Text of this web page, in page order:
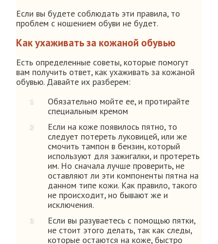
Если вы будете соблюдать эти правила, то
проблем с ношением обуви не будет.
Как ухаживать за кожаной обувью
Есть определенные советы, которые помогут
вам получить ответ, как ухаживать за кожаной
обувью. Давайте их разберем:
Обязательно мойте ее, и протирайте
специальным кремом
Если на коже появилось пятно, то
следует потереть луковицей, или же
смочить тампон в бензин, который
используют для зажигалки, и протереть
им. Но сначала лучше проверить, не
оставляют ли эти компоненты пятна на
данном типе кожи. Как правило, такого
не происходит, но бывают же и
исключения.
Если вы разуваетесь с помощью пятки,
не стоит этого делать, так как следы,
которые остаются на коже, быстро